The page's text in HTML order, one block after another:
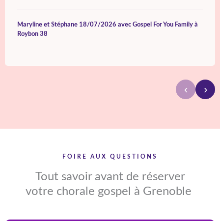
Maryline et Stéphane 18/07/2026 avec Gospel For You Family à
Roybon 38
‹ ›
FOIRE AUX QUESTIONS
Tout savoir avant de réserver
votre chorale gospel à Grenoble